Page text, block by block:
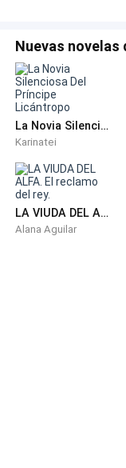
Nuevas novelas
La Novia Silenciosa Del Príncipe Licántropo
Karinatei
LA VIUDA DEL ALFA. El reclamo del rey.
Alana Aguilar